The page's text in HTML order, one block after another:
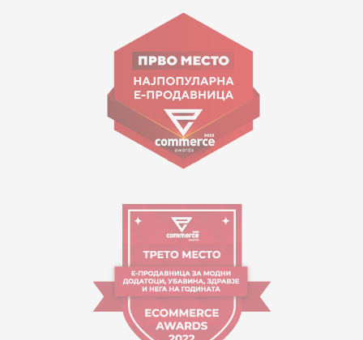
Goce Nikolovski 74 Shkup
contact@mytime.mk
Orari i punës:
09:00 - 17:00